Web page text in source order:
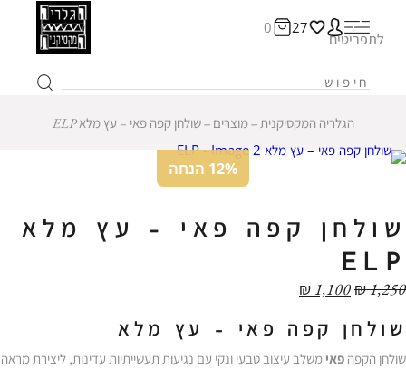
27
0
לתפריטים
הגלריה המקסיקנית ‒מוצרים ‒שולחן קפה פאי – עץ מלא ELP
12% הנחה
שולחן קפה פאי – עץ מלא
ELP
₪1,250
₪1,100
שולחן קפה פאי – עץ מלא
שולחן הקפה פאי משלב עיצוב טבעי ונקי עם נגיעות תעשייתיות עדינות, ליצירת מראה